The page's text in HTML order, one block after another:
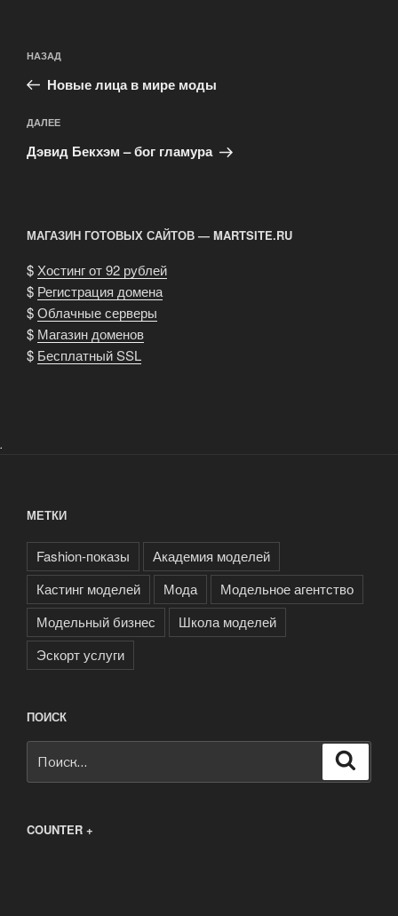
по
записям
Предыдущая
запись:
НАЗАД
Новые лица в мире моды
Следующая
запись
ДАЛЕЕ
Дэвид Бекхэм – бог гламура
МАГАЗИН ГОТОВЫХ САЙТОВ — MARTSITE.RU
$ Хостинг от 92 рублей
$ Регистрация домена
$Облачные серверы
$ Магазин доменов
$ Бесплатный SSL
.
МЕТКИ
Fashion-показы
Академия моделей
Кастинг моделей
Мода
Модельное агентство
Модельный бизнес
Школа моделей
Эскорт услуги
ПОИСК
COUNTER +